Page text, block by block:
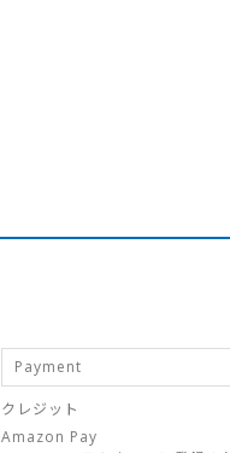
Payment
クレジット
Amazon Pay